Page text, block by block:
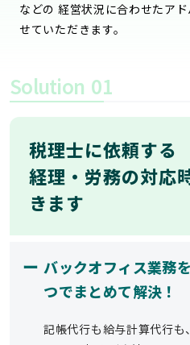
などの 経営状況に合わせたア
せていただきます。
Solution 01
税理士に依頼する
経理・労務の対応
きます
ー バックオフィス業務
つでまとめて解決！
記帳代行も給与計算代行も